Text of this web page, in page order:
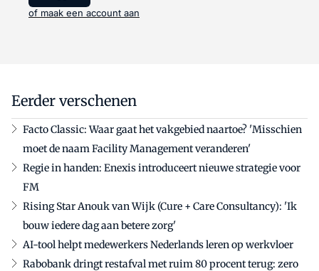
of maak een account aan
Eerder verschenen
Facto Classic: Waar gaat het vakgebied naartoe? 'Misschien
moet de naam Facility Management veranderen'
Regie in handen: Enexis introduceert nieuwe strategie voor
FM
Rising Star Anouk van Wijk (Cure + Care Consultancy): 'Ik
bouw iedere dag aan betere zorg'
AI-tool helpt medewerkers Nederlands leren op werkvloer
Rabobank dringt restafval met ruim 80 procent terug: zero